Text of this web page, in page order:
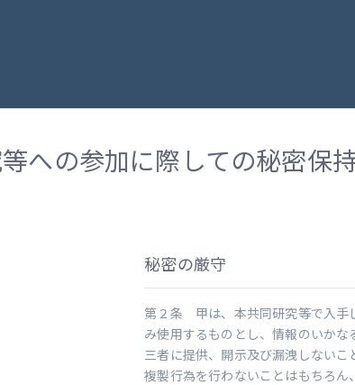
への参加に際しての秘密保
秘密の厳守
第２条 甲は、本共同研究等で入手
み使用するものとし、情報のいか
三者に提供、開示及び漏洩しない
複製行為を行わないことはもちろん